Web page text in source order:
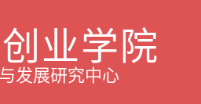
业学院
发展研究中心